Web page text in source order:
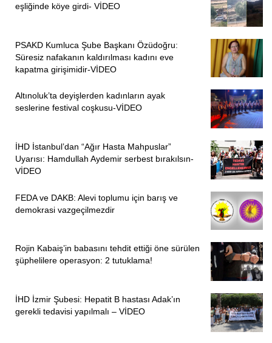
eşliğinde köye girdi- VİDEO
PSAKD Kumluca Şube Başkanı Özüdoğru:
Süresiz nafakanın kaldırılması kadını eve
kapatma girişimidir-VİDEO
Altınoluk’ta deyişlerden kadınların ayak
seslerine festival coşkusu-VİDEO
İHD İstanbul’dan “Ağır Hasta Mahpuslar”
Uyarısı: Hamdullah Aydemir serbest bırakılsın-
VİDEO
FEDA ve DAKB: Alevi toplumu için barış ve
demokrasi vazgeçilmezdir
Rojin Kabaiş’in babasını tehdit ettiği öne sürülen
şüphelilere operasyon: 2 tutuklama!
İHD İzmir Şubesi: Hepatit B hastası Adak’ın
gerekli tedavisi yapılmalı – VİDEO